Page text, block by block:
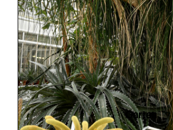
Garten